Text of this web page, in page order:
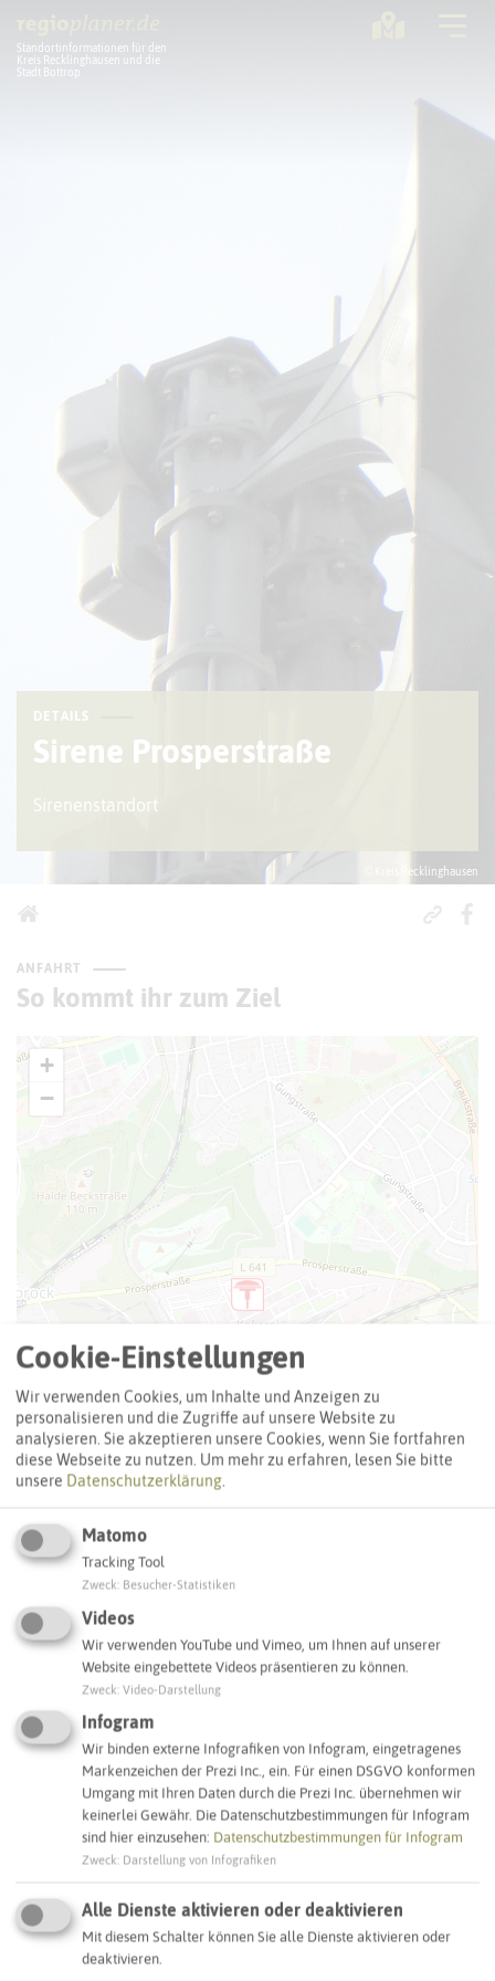
Standortinformationen für den
Kreis Recklinghausen und die
Stadt Bottrop
© Kreis Recklinghausen
DETAILS
Sirene Prosperstraße
Sirenenstandort
ANFAHRT
So kommt ihr zum Ziel
+
−
Adresse:
Sirene Prosperstraße
Prosperstraße
46238 Bottrop
Interaktive Karte
SCHLAGWORTE
So ordnen wir dieses Objekt ein
Sirenenstandorte Bottrop
Cookie-Einstellungen
Wir verwenden Cookies, um Inhalte und Anzeigen zu
personalisieren und die Zugriffe auf unsere Website zu
analysieren. Sie akzeptieren unsere Cookies, wenn Sie fortfahren
diese Webseite zu nutzen. Um mehr zu erfahren, lesen Sie bitte
unsere Datenschutzerklärung.
Matomo
Tracking Tool
Zweck Besucher-Statistiken
Videos
Wir verwenden YouTube und Vimeo, um Ihnen auf unserer
Website eingebettete Videos präsentieren zu können.
Zweck Video-Darstellung
Infogram
Wir binden externe Infografiken von Infogram, eingetragenes
Markenzeichen der Prezi Inc., ein. Für einen DSGVO konformen
Umgang mit Ihren Daten durch die Prezi Inc. übernehmen wir
keinerlei Gewähr. Die Datenschutzbestimmungen für Infogram
sind hier einzusehen: Datenschutzbestimmungen für Infogram
Zweck Darstellung von Infografiken
Alle Dienste aktivieren oder deaktivieren
Mit diesem Schalter können Sie alle Dienste aktivieren oder
deaktivieren.